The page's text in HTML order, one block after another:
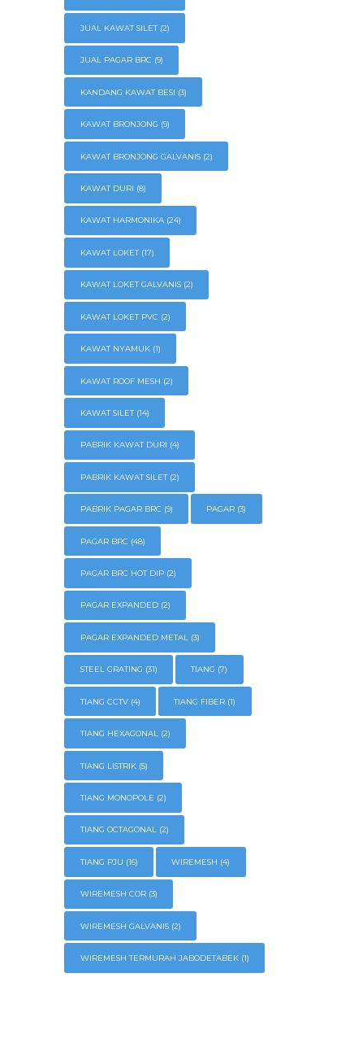
JUAL KAWAT SILET(2)
JUAL PAGAR BRC (9)
KANDANG KAWAT BESI (3)
KAWAT BRONJONG (9)
KAWAT BRONJONG GALVANIS(2)
KAWAT DURI (8)
KAWAT HARMONIKA(24)
KAWAT LOKET(17)
KAWAT LOKET GALVANIS(2)
KAWAT LOKET PVC (2)
KAWAT NYAMUK(1)
KAWAT ROOF MESH (2)
KAWAT SILET(14)
PABRIK KAWAT DURI (4)
PABRIK KAWAT SILET(2)
PABRIK PAGAR BRC (9) PAGAR (3)
PAGAR BRC (48)
PAGAR BRC HOT DIP(2)
PAGAR EXPANDED(2)
PAGAR EXPANDED METAL (3)
STEEL GRATING (31) TIANG (7)
TIANG CCTV(4) TIANG FIBER (1)
TIANG HEXAGONAL (2)
TIANG LISTRIK(5)
TIANG MONOPOLE (2)
TIANG OCTAGONAL(2)
TIANG PJU (16) WIREMESH (4)
WIREMESH COR(3)
WIREMESH GALVANIS(2)
WIREMESH TERMURAH JABODETABEK(1)